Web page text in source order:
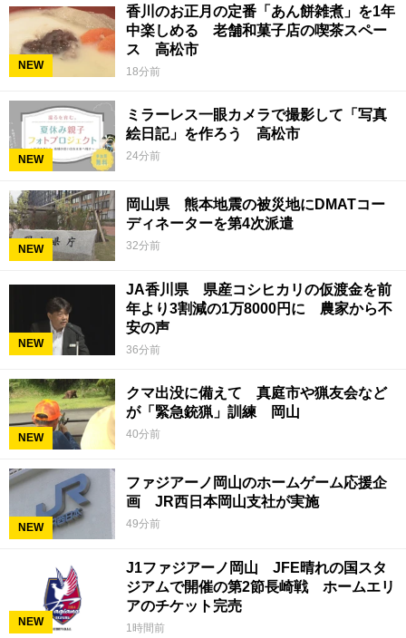
NEW
香川のお正月の定番「あん餅雑煮」を1年
中楽しめる 老舗和菓子店の喫茶スペー
ス 高松市
18分前
NEW
ミラーレス一眼カメラで撮影して「写真
絵日記」を作ろう 高松市
24分前
NEW
岡山県 熊本地震の被災地にDMATコー
ディネーターを第4次派遣
32分前
NEW
JA香川県 県産コシヒカリの仮渡金を前
年より3割減の1万8000円に 農家から不
安の声
36分前
NEW
クマ出没に備えて 真庭市や猟友会など
が「緊急銃猟」訓練 岡山
40分前
NEW
ファジアーノ岡山のホームゲーム応援企
画 JR西日本岡山支社が実施
49分前
NEW
J1ファジアーノ岡山 JFE晴れの国スタ
ジアムで開催の第2節長崎戦 ホームエリ
アのチケット完売
1時間前